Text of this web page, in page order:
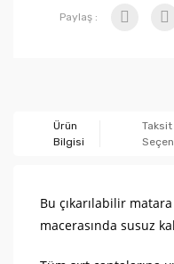
Paylaş :
Ürün
Bilgisi
Taksit
Bu çıkarılabilir
macerasında susuz